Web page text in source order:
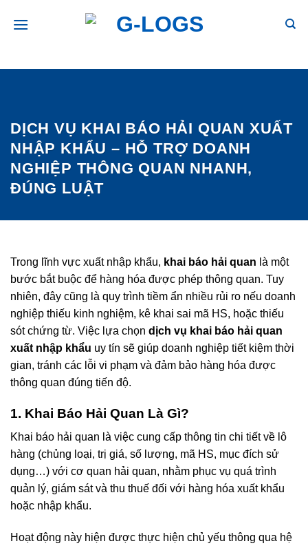
qua
DỊCH VỤ KHAI BÁO HẢI QUAN XUẤT
NHẬP KHẨU – HỖ TRỢ DOANH
NGHIỆP THÔNG QUAN NHANH,
ĐÚNG LUẬT
Trong lĩnh vực xuất nhập khẩu, khai báo hải quan là một
bước bắt buộc để hàng hóa được phép thông quan. Tuy
nhiên, đây cũng là quy trình tiềm ẩn nhiều rủi ro nếu doanh
nghiệp thiếu kinh nghiệm, kê khai sai mã HS, hoặc thiếu
sót chứng từ. Việc lựa chọn dịch vụ khai báo hải quan
xuất nhập khẩu uy tín sẽ giúp doanh nghiệp tiết kiệm thời
gian, tránh các lỗi vi phạm và đảm bảo hàng hóa được
thông quan đúng tiến độ.
1. Khai Báo Hải Quan Là Gì?
Khai báo hải quan là việc cung cấp thông tin chi tiết về lô
hàng (chủng loại, trị giá, số lượng, mã HS, mục đích sử
dụng…) với cơ quan hải quan, nhằm phục vụ quá trình
quản lý, giám sát và thu thuế đối với hàng hóa xuất khẩu
hoặc nhập khẩu.
Hoạt động này hiện được thực hiện chủ yếu thông qua hệ